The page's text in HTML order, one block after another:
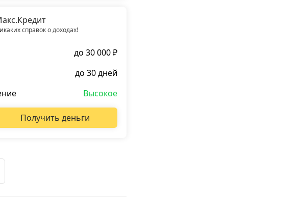
справок о доходах!
до 30 000 ₽
до 30 дней
Высокое
Получить деньги